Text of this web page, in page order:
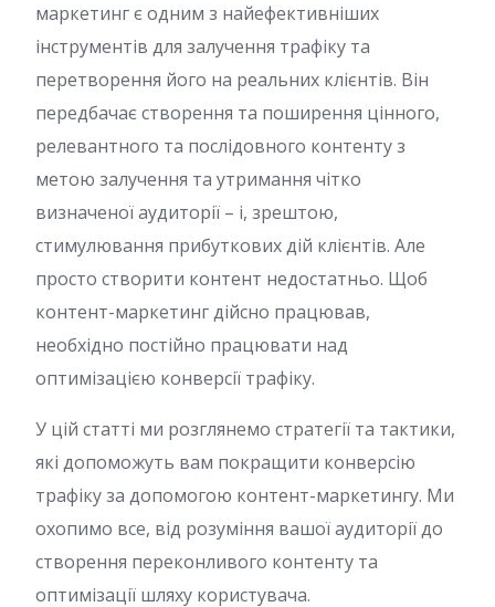
маркетинг є одним з найефективніших
інструментів для залучення трафіку та
перетворення його на реальних клієнтів. Він
передбачає створення та поширення цінного,
релевантного та послідовного контенту з
метою залучення та утримання чітко
визначеної аудиторії – і, зрештою,
стимулювання прибуткових дій клієнтів. Але
просто створити контент недостатньо. Щоб
контент-маркетинг дійсно працював,
необхідно постійно працювати над
оптимізацією конверсії трафіку.
У цій статті ми розглянемо стратегії та тактики,
які допоможуть вам покращити конверсію
трафіку за допомогою контент-маркетингу. Ми
охопимо все, від розуміння вашої аудиторії до
створення переконливого контенту та
оптимізації шляху користувача.